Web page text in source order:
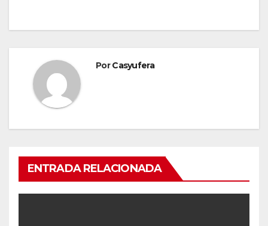
PorCasyufera
ENTRADA RELACIONADA